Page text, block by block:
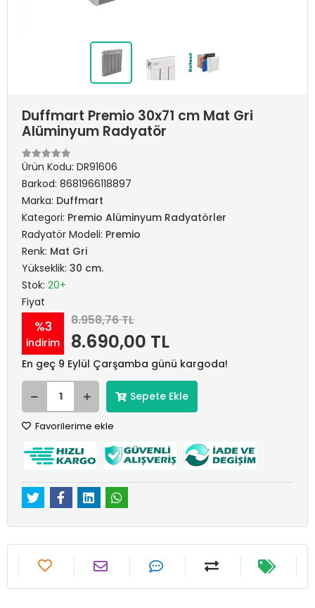
Duffmart Premio 30x71 cm Mat Gri
Alüminyum Radyatör
Ürün Kodu: DR91606
Barkod: 8681966118897
Marka: Duffmart
Kategori: Premio Alüminyum Radyatörler
Radyatör Modeli: Premio
Renk: Mat Gri
Yükseklik: 30 cm.
Stok: 20+
Fiyat
%3
indirim
8.958,76 TL
8.690,00 TL
En geç 9 Eylül Çarşamba günü kargoda!
Sepete Ekle
Favorilerime ekle